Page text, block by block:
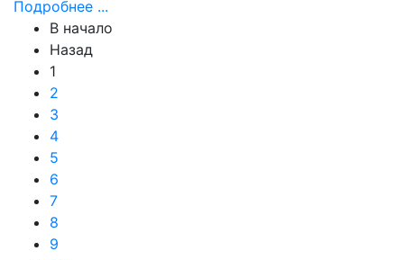
Подробнее ...
В начало
Назад
1
2
3
4
5
6
7
8
9